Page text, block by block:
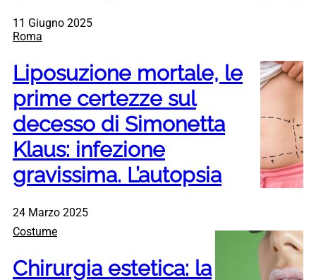
11 Giugno 2025
Roma
Liposuzione mortale, le
prime certezze sul
decesso di Simonetta
Klaus: infezione
gravissima. L’autopsia
24 Marzo 2025
Costume
Chirurgia estetica: la